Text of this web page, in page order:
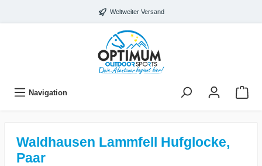
Weltweiter Versand
Navigation
Waldhausen Lammfell Hufglocke,
Paar